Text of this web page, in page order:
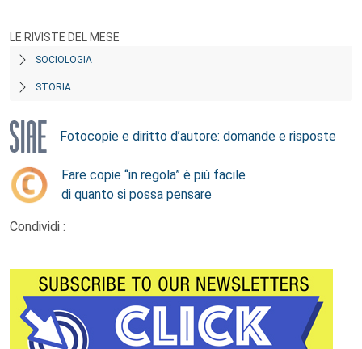
LE RIVISTE DEL MESE
SOCIOLOGIA
STORIA
Fotocopie e diritto d’autore: domande e risposte
Fare copie “in regola” è più facile
di quanto si possa pensare
Condividi :